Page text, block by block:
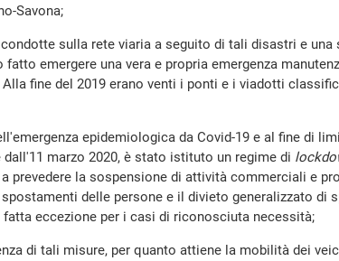
Savona;
sulla rete viaria a seguito di tali disastri e una
emergere una vera e propria emergenza
fine del 2019 erano venti i ponti e i viadotti
epidemiologica da Covid-19 e al fine di
marzo 2020, è stato istituto un regime di
prevedere la sospensione di attività commerciali e
delle persone e il divieto generalizzato di
fatta eccezione per i casi di riconosciuta necessità;
tali misure, per quanto attiene la mobilità dei